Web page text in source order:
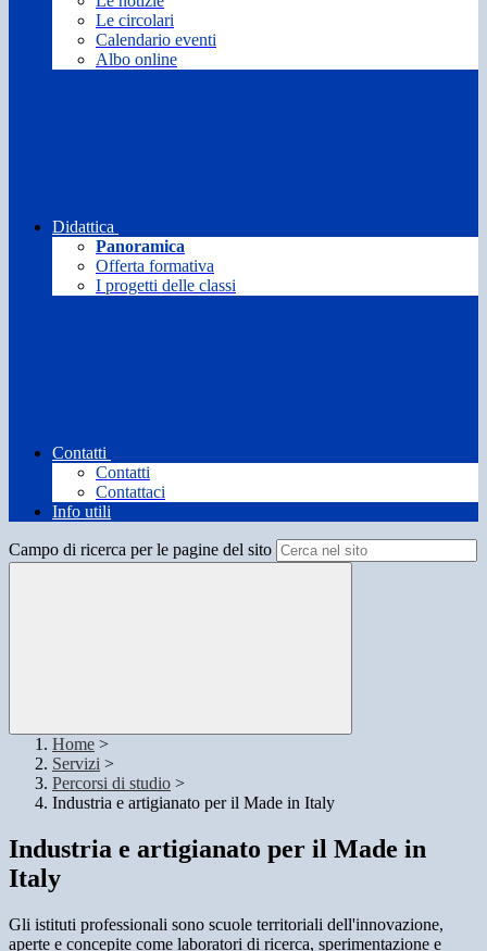
Le circolari
Calendario eventi
Albo online
Didattica
Panoramica
Offerta formativa
I progetti delle classi
Contatti
Contatti
Contattaci
Info utili
Campo di ricerca per le pagine del sito
Home >
Servizi >
Percorsi di studio >
Industria e artigianato per il Made in Italy
Industria e artigianato per il Made in
Italy
Gli istituti professionali sono scuole territoriali dell'innovazione,
aperte e concepite come laboratori di ricerca, sperimentazione e